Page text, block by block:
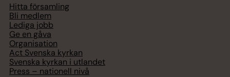
Hitta församling
Bli medlem
Lediga jobb
Ge en gåva
Organisation
Act Svenska kyrkan
Svenska kyrkan i utlandet
Press – nationell nivå